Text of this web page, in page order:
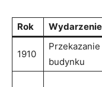
Rok Wydarzenie
1910
Przekazanie
‍budynku